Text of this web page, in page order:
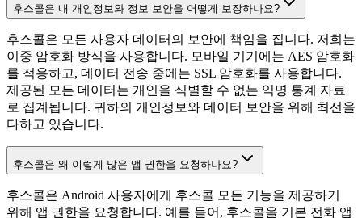
후스콜은 내 개인정보와 정보 보안을 어떻게 보장하나요?
후스콜은 모든 사용자 데이터의 보안에 책임을 집니다. 저희는
이중 암호화 방식을 사용합니다. 모바일 기기에는 AES 암호화
를 적용하고, 데이터 전송 중에는 SSL 암호화를 사용합니다.
제공된 모든 데이터는 개인을 식별할 수 없는 익명 통계 자료
로 집계됩니다. 귀하의 개인정보와 데이터 보안을 위해 최선을
다하고 있습니다.
후스콜은 왜 이렇게 많은 앱 권한을 요청하나요?
후스콜은 Android 사용자에게 후스콜 모든 기능을 제공하기
위해 앱 권한을 요청합니다. 예를 들어, 후스콜을 기본 전화 앱